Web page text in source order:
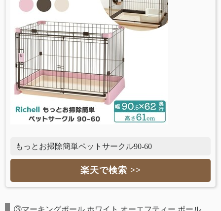
もっとお掃除簡単ペットサークル90-60
楽天で検索 >>
③マーキングポール ホワイト オーエフティー ポール